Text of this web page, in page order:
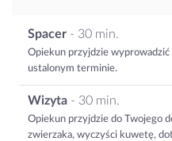
Spacer - 30 min.
Opiekun przyjdzie wyprowadzić
ustalonym terminie.
Wizyta - 30 min.
Opiekun przyjdzie do Twojego
zwierzaka, wyczyści kuwetę,